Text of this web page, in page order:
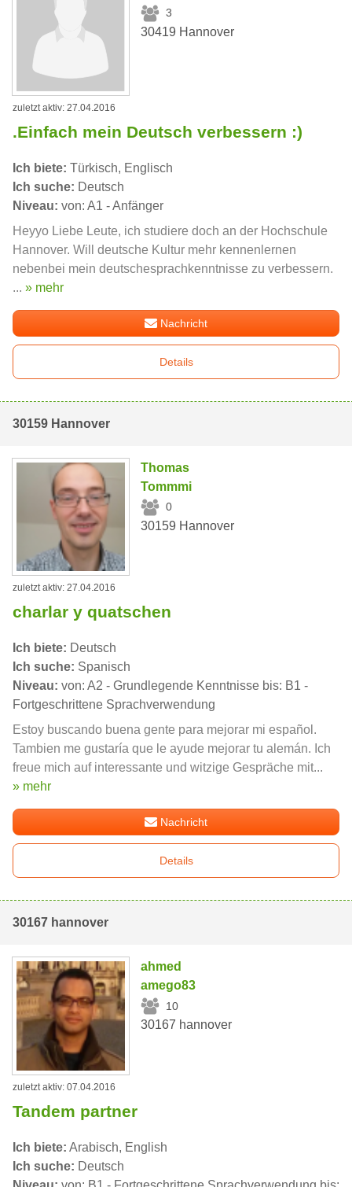
3
30419 Hannover
zuletzt aktiv: 27.04.2016
.Einfach mein Deutsch verbessern :)
Ich biete: Türkisch, Englisch
Ich suche: Deutsch
Niveau: von: A1 - Anfänger
Heyyo Liebe Leute, ich studiere doch an der Hochschule
Hannover. Will deutsche Kultur mehr kennenlernen
nebenbei mein deutschesprachkenntnisse zu verbessern.
... » mehr
Nachricht
Details
30159 Hannover
Thomas
Tommmi
0
30159 Hannover
zuletzt aktiv: 27.04.2016
charlar y quatschen
Ich biete: Deutsch
Ich suche: Spanisch
Niveau: von: A2 - Grundlegende Kenntnisse bis: B1 -
Fortgeschrittene Sprachverwendung
Estoy buscando buena gente para mejorar mi español.
Tambien me gustaría que le ayude mejorar tu alemán. Ich
freue mich auf interessante und witzige Gespräche mit...
» mehr
Nachricht
Details
30167 hannover
ahmed
amego83
10
30167 hannover
zuletzt aktiv: 07.04.2016
Tandem partner
Ich biete: Arabisch, English
Ich suche: Deutsch